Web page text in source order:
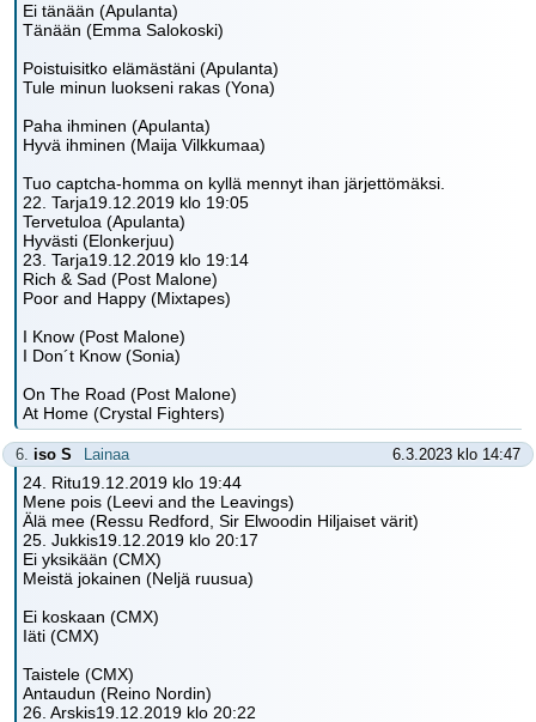
Ei tänään (Apulanta)
Tänään (Emma Salokoski)
Poistuisitko elämästäni (Apulanta)
Tule minun luokseni rakas (Yona)
Paha ihminen (Apulanta)
Hyvä ihminen (Maija Vilkkumaa)
Tuo captcha-homma on kyllä mennyt ihan järjettömäksi.
22. Tarja19.12.2019 klo 19:05
Tervetuloa (Apulanta)
Hyvästi (Elonkerjuu)
23. Tarja19.12.2019 klo 19:14
Rich & Sad (Post Malone)
Poor and Happy (Mixtapes)
I Know (Post Malone)
I Don´t Know (Sonia)
On The Road (Post Malone)
At Home (Crystal Fighters)
6. iso S Lainaa 6.3.2023 klo 14:47
24. Ritu19.12.2019 klo 19:44
Mene pois (Leevi and the Leavings)
Älä mee (Ressu Redford, Sir Elwoodin Hiljaiset värit)
25. Jukkis19.12.2019 klo 20:17
Ei yksikään (CMX)
Meistä jokainen (Neljä ruusua)
Ei koskaan (CMX)
Iäti (CMX)
Taistele (CMX)
Antaudun (Reino Nordin)
26. Arskis19.12.2019 klo 20:22